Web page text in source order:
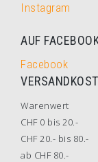
Instagram
AUF
Facebook
Warenwert
CHF 0 bis 20.-
CHF 20.- bis 80.-
ab CHF 80.-